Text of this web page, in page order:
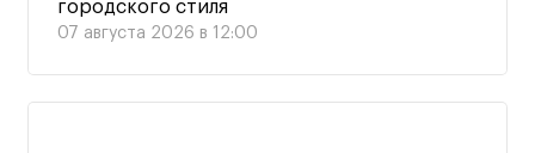
городского стиля
07 августа 2026 в 12:00